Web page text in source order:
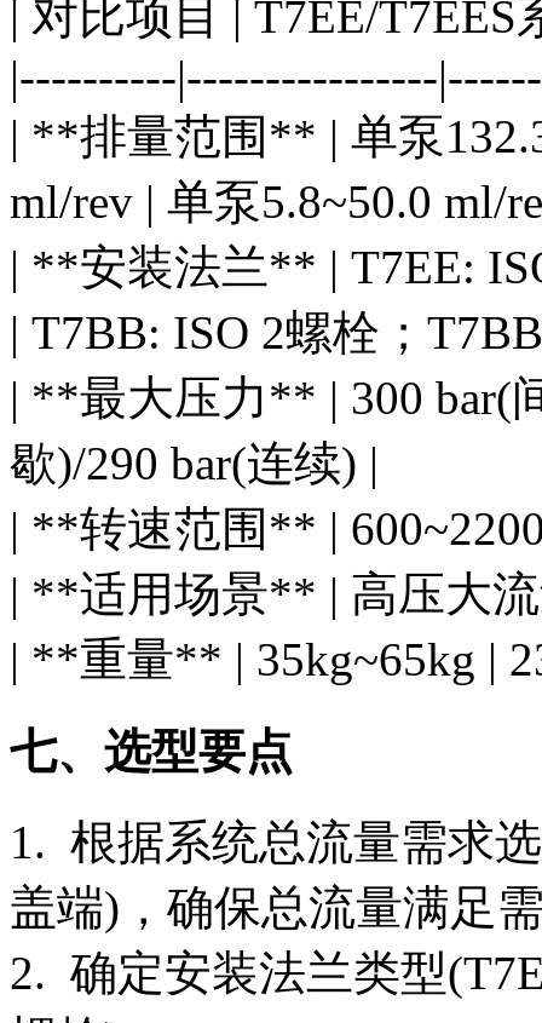
| 对比项目 | T7EE/
|----------|----------------
| **排量范围** | 单泵
ml/rev | 单泵5.8~50.0 ml/
| **安装法兰** | T7EE:
| T7BB: ISO 2螺栓；
| **最大压力** | 300 bar(
歇)/290 bar(连续) |
| **转速范围** |
| **适用场景** | 高压大
| **重量** | 35kg~65kg |
七、选型要点
1. 根据系统总流量需求
盖端)，确保总流量满足
2. 确定安装法兰类型